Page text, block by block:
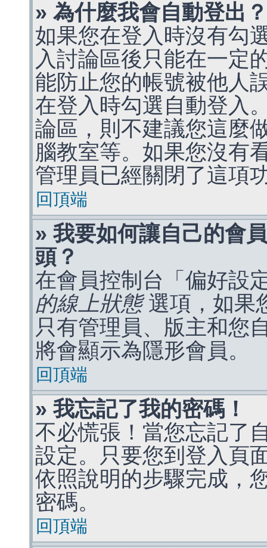
» 為什麼我會自動登出？
如果您在登入時沒有勾
入討論區後只能在一定
能防止您的帳號被他人
在登入時勾選自動登入
論區，則不建議您這麼
腦教室等。如果您沒有
管理員已經關閉了這項
回頂端
» 我要如何讓自己的會
頭？
在會員控制台「偏好設
的線上狀態選項，如果
只有管理員、版主和您
將會顯示為隱形會員。
回頂端
» 我忘記了我的密碼！
不必慌張！當您忘記了
設定。只要您到登入頁
依照說明的步驟完成，
密碼。
回頂端